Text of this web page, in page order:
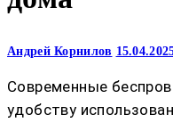
Андрей Корнилов
Современные
удобству